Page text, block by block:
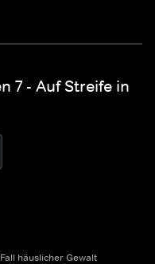
7 - Auf Streife in
häuslicher Gewalt